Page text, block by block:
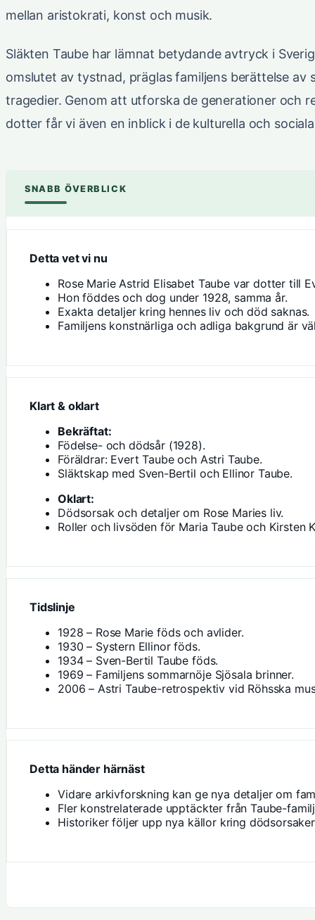
mellan aristokrati, konst och musik.
Släkten Taube har lämnat betydande avtryck i
omslutet av tystnad, präglas familjens berättelse
tragedier. Genom att utforska de generationer och
dotter får vi även en inblick i de kulturella och
SNABB ÖVERBLICK
Detta vet vi nu
Rose Marie Astrid Elisabet Taube var dotter till
Hon föddes och dog under 1928, samma år.
Exakta detaljer kring hennes liv och död saknas.
Familjens konstnärliga och adliga bakgrund är
Klart & oklart
Bekräftat:
Födelse- och dödsår (1928).
Föräldrar: Evert Taube och Astri Taube.
Släktskap med Sven-Bertil och Ellinor Taube.
Oklart:
Dödsorsak och detaljer om Rose Maries liv.
Roller och livsöden för Maria Taube och Kirsten
Tidslinje
1928 – Rose Marie föds och avlider.
1930 – Systern Ellinor föds.
1934 – Sven-Bertil Taube föds.
1969 – Familjens sommarnöje Sjösala brinner.
2006 – Astri Taube-retrospektiv vid Röhsska
Detta händer härnäst
Vidare arkivforskning kan ge nya detaljer om
Fler konstrelaterade upptäckter från Taube-
Historiker följer upp nya källor kring